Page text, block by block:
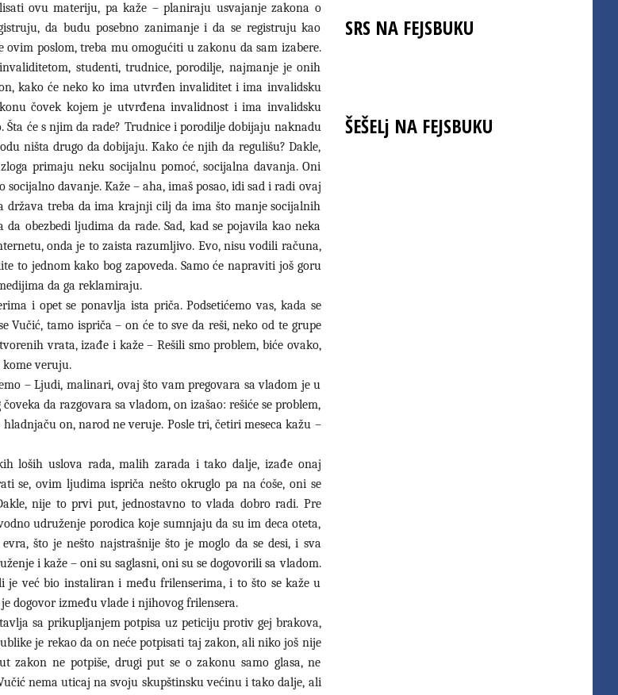
ovu materiju, pa kaže – planiraju usvajanje zakona o
da budu posebno zanimanje i da se registruju kao
poslom, treba mu omogućiti u zakonu da sam izabere.
studenti, trudnice, porodilje, najmanje je onih
kako će neko ko ima utvrđen invaliditet i ima invalidsku
čovek kojem je utvrđena invalidnost i ima invalidsku
će s njim da rade? Trudnice i porodilje dobijaju naknadu
ništa drugo da dobijaju. Kako će njih da regulišu? Dakle,
primaju neku socijalnu pomoć, socijalna davanja. Oni
davanje. Kaže – aha, imaš posao, idi sad i radi ovaj
država treba da ima krajnji cilj da ima što manje socijalnih
obezbedi ljudima da rade. Sad, kad se pojavila kao neka
onda je to zaista razumljivo. Evo, nisu vodili računa,
to jednom kako bog zapoveda. Samo će napraviti još goru
da ga reklamiraju.
i opet se ponavlja ista priča. Podsetićemo vas, kada se
tamo ispriča – on će to sve da reši, neko od te grupe
vrata, izađe i kaže – Rešili smo problem, biće ovako,
veruju.
– Ljudi, malinari, ovaj što vam pregovara sa vladom je u
da razgovara sa vladom, on izašao: rešiće se problem,
on, narod ne veruje. Posle tri, četiri meseca kažu –
loših uslova rada, malih zarada i tako dalje, izađe onaj
se, ovim ljudima ispriča nešto okruglo pa na ćoše, oni se
nije to prvi put, jednostavno to vlada dobro radi. Pre
udruženje porodica koje sumnjaju da su im deca oteta,
što je nešto najstrašnije što je moglo da se desi, i sva
i kaže – oni su saglasni, oni su se dogovorili sa vladom.
već bio instaliran i među frilenserima, i to što se kaže u
dogovor između vlade i njihovog frilensera.
sa prikupljanjem potpisa uz peticiju protiv gej brakova,
je rekao da on neće potpisati taj zakon, ali niko još nije
zakon ne potpiše, drugi put se o zakonu samo glasa, ne
nema uticaj na svoju skupštinsku većinu i tako dalje, ali
SRS NA FEJSBUKU
ŠEŠELj NA FEJSBUKU